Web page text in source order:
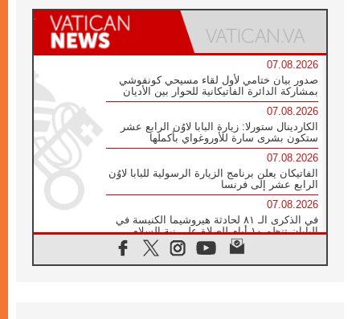
07.08.2026
صدور بيان ختامي لأول لقاء مسيحي كونفوشي
بمشاركة الدائرة الفاتيكانية للحوار بين الأديان
07.08.2026
الكاردينال ستورلا: زيارة البابا لاوُن الرابع عشر
ستكون بشرى سارة للأوروغواي بأكملها
07.08.2026
الفاتيكان يعلن برنامج الزيارة الرسولية للبابا لاوُن
الرابع عشر إلى فرنسا
07.08.2026
في الذكرى الـ ٨١ لحادثة هيروشيما الكنيسة في
اليابان تنظم ١٠ أيام للصلاة على نية السلام
الكنيسة في الأوروغواي: زيارة البابا ستعزز